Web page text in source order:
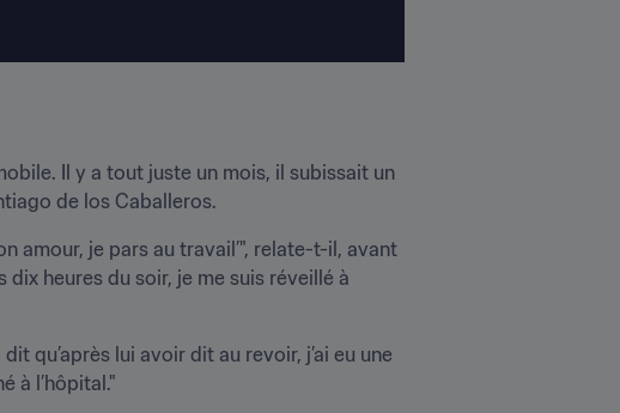
Il y a tout juste un mois, il subissait un
de los Caballeros.
amour, je pars au travail’", relate-t-il, avant
heures du soir, je me suis réveillé à
qu’après lui avoir dit au revoir, j’ai eu une
à l’hôpital."